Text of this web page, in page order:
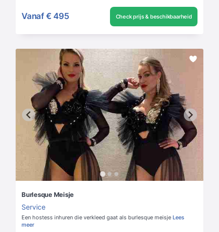
Vanaf € 495 Check prijs & beschikbaarheid
Burlesque Meisje
Service
Een hostess inhuren die verkleed gaat als burlesque meisje Lees
meer